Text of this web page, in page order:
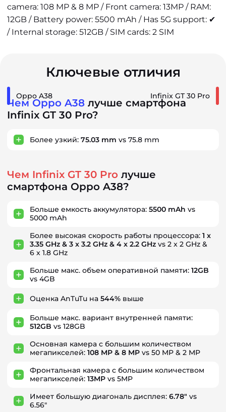
camera: 108 MP & 8 MP / Front camera: 13MP / RAM:
12GB / Battery power: 5500 mAh / Has 5G support: ✔
/ Internal storage: 512GB / SIM cards: 2 SIM
Ключевые отличия
Oppo A38 Infinix GT 30 Pro
Чем Oppo A38 лучше смартфона
Infinix GT 30 Pro?
Более узкий: 75.03 mm vs 75.8 mm
Чем Infinix GT 30 Pro лучше
смартфона Oppo A38?
Больше емкость аккумулятора: 5500 mAh vs
5000 mAh
Более высокая скорость работы процессора: 1 x
3.35 GHz & 3 x 3.2 GHz & 4 x 2.2 GHz vs 2 x 2 GHz &
6 x 1.8 GHz
Больше макс. объем оперативной памяти: 12GB
vs 4GB
Оценка AnTuTu на 544% выше
Больше макс. вариант внутренней памяти:
512GB vs 128GB
Основная камера с большим количеством
мегапикселей: 108 MP & 8 MP vs 50 MP & 2 MP
Фронтальная камера с большим количеством
мегапикселей: 13MP vs 5MP
Имеет большую диагональ дисплея: 6.78" vs
6.56"